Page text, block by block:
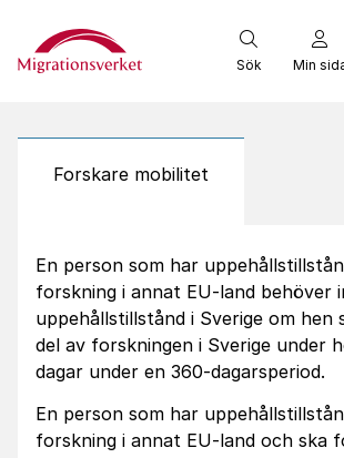
Start
Sök Min
Forskare mobilitet
En person som har
forskning i annat EU-land behöver
uppehållstillstånd i Sverige om hen
del av forskningen i Sverige under
dagar under en 360-dagarsperiod.
En person som har
forskning i annat EU-land och ska